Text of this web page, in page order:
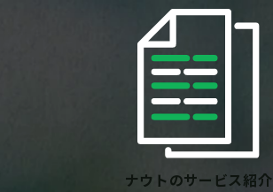
ナウトのサービス紹介